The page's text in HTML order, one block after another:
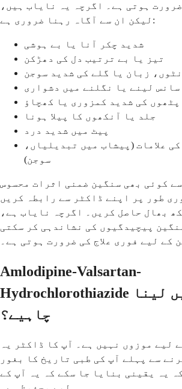
ہوتی ہے۔ اگرچہ یہ نایاب ہیں،
لیکن ان سے آگاہ رہنا ضروری ہے:
شدید چکر آنا یا بے ہوشی
تیز یا بے ترتیب دل کی دھڑکن
زبان یا گلے کی شدید سوجن
سانس لینے یا نگلنے میں دشواری
پٹھوں کی شدید کمزوری یا کھچاؤ
جلد یا آنکھوں کا پیلا ہونا
پیٹ میں شدید درد
علامات (پیشاب میں تبدیلیاں،
سوجن)
کوئی بھی سنگین ضمنی اثرات محسوس
طور پر اپنے ڈاکٹر سے رابطہ کریں
بھال حاصل کریں۔ اگرچہ نایاب ہے،
پیچیدگیوں کی نشاندہی کر سکتی
کے لیے فوری علاج کی ضرورت ہوتی ہے۔
Amlodipine-Valsartan-
Hydrochlorothiazide کس کو نہیں لینا
چاہیے؟
لیے موزوں نہیں ہے۔ آپ کا ڈاکٹر یہ
سے پہلے آپ کی طبی تاریخ کا بغور
یہ یقینی بنایا جا سکے کہ یہ آپ کے